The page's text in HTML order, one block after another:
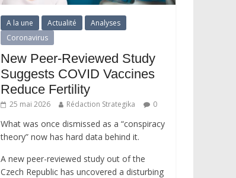
A la une Actualité
Analyses
Coronavirus
New Peer-Reviewed Study
Suggests COVID Vaccines
Reduce Fertility
25 mai 2026 Rédaction Strategika 0
What was once dismissed as a “conspiracy
theory” now has hard data behind it.
A new peer-reviewed study out of the
Czech Republic has uncovered a disturbing